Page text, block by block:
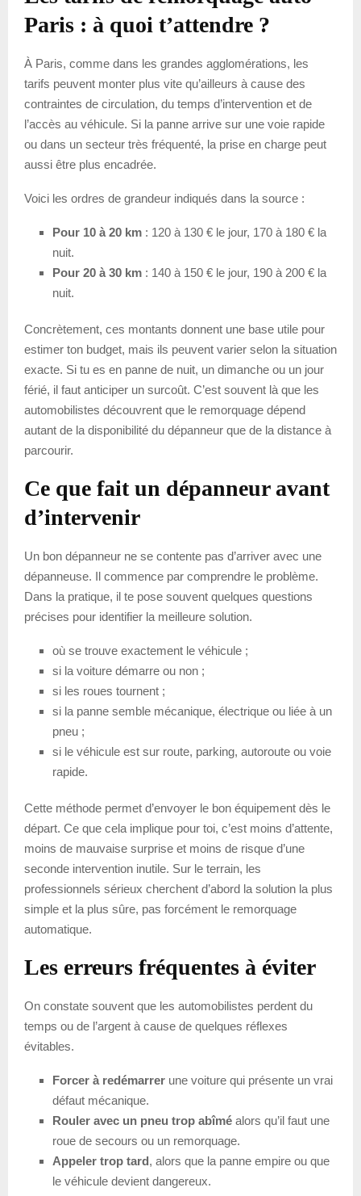
Paris : à quoi t’attendre ?
À Paris, comme dans les grandes agglomérations, les
tarifs peuvent monter plus vite qu’ailleurs à cause des
contraintes de circulation, du temps d’intervention et de
l’accès au véhicule. Si la panne arrive sur une voie rapide
ou dans un secteur très fréquenté, la prise en charge peut
aussi être plus encadrée.
Voici les ordres de grandeur indiqués dans la source :
Pour 10 à 20 km : 120 à 130 € le jour, 170 à 180 € la
nuit.
Pour 20 à 30 km : 140 à 150 € le jour, 190 à 200 € la
nuit.
Concrètement, ces montants donnent une base utile pour
estimer ton budget, mais ils peuvent varier selon la situation
exacte. Si tu es en panne de nuit, un dimanche ou un jour
férié, il faut anticiper un surcoût. C’est souvent là que les
automobilistes découvrent que le remorquage dépend
autant de la disponibilité du dépanneur que de la distance à
parcourir.
Ce que fait un dépanneur avant
d’intervenir
Un bon dépanneur ne se contente pas d’arriver avec une
dépanneuse. Il commence par comprendre le problème.
Dans la pratique, il te pose souvent quelques questions
précises pour identifier la meilleure solution.
où se trouve exactement le véhicule ;
si la voiture démarre ou non ;
si les roues tournent ;
si la panne semble mécanique, électrique ou liée à un
pneu ;
si le véhicule est sur route, parking, autoroute ou voie
rapide.
Cette méthode permet d’envoyer le bon équipement dès le
départ. Ce que cela implique pour toi, c’est moins d’attente,
moins de mauvaise surprise et moins de risque d’une
seconde intervention inutile. Sur le terrain, les
professionnels sérieux cherchent d’abord la solution la plus
simple et la plus sûre, pas forcément le remorquage
automatique.
Les erreurs fréquentes à éviter
On constate souvent que les automobilistes perdent du
temps ou de l’argent à cause de quelques réflexes
évitables.
Forcer à redémarrer une voiture qui présente un vrai
défaut mécanique.
Rouler avec un pneu trop abîmé alors qu’il faut une
roue de secours ou un remorquage.
Appeler trop tard, alors que la panne empire ou que
le véhicule devient dangereux.